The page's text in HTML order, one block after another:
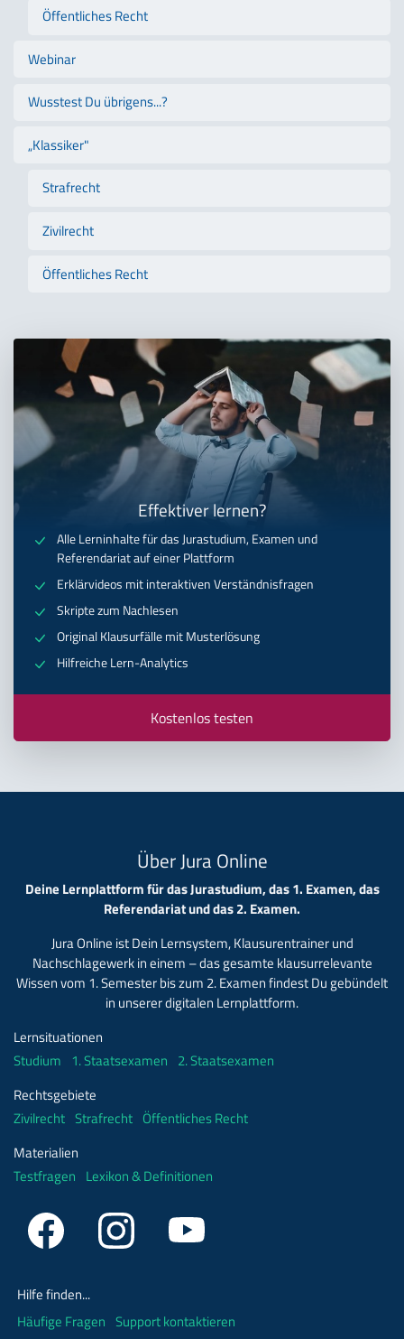
Öffentliches Recht
Webinar
Wusstest Du übrigens...?
„Klassiker"
Strafrecht
Zivilrecht
Öffentliches Recht
Effektiver lernen?
Alle Lerninhalte für das Jurastudium, Examen und
Referendariat auf einer Plattform
Erklärvideos mit interaktiven Verständnisfragen
Skripte zum Nachlesen
Original Klausurfälle mit Musterlösung
Hilfreiche Lern-Analytics
Kostenlos testen
Über Jura Online
Deine Lernplattform für das Jurastudium, das 1. Examen, das
Referendariat und das 2. Examen.
Jura Online ist Dein Lernsystem, Klausurentrainer und
Nachschlagewerk in einem – das gesamte klausurrelevante
Wissen vom 1. Semester bis zum 2. Examen findest Du gebündelt
in unserer digitalen Lernplattform.
Lernsituationen
Studium 1. Staatsexamen 2. Staatsexamen
Rechtsgebiete
Zivilrecht Strafrecht Öffentliches Recht
Materialien
Testfragen Lexikon & Definitionen
Hilfe finden...
Häufige Fragen Support kontaktieren